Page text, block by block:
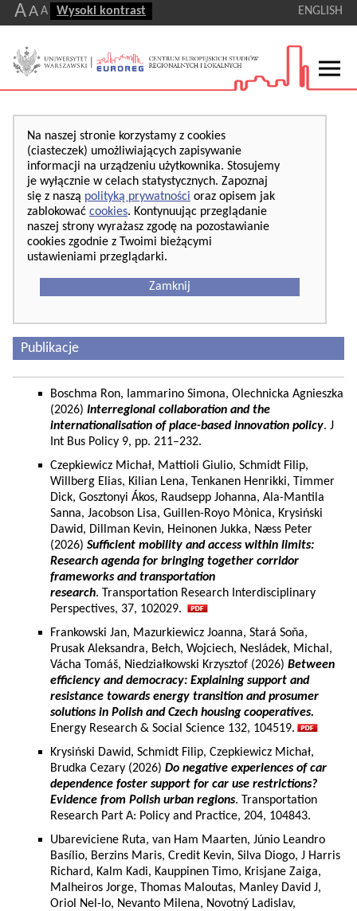
AA A Wysoki kontrast ENGLISH
Na naszej stronie korzystamy z cookies
(ciasteczek) umożliwiających zapisywanie
informacji na urządzeniu użytkownika. Stosujemy
je wyłącznie w celach statystycznych. Zapoznaj
się z naszą polityką prywatności oraz opisem jak
zablokować cookies. Kontynuując przeglądanie
naszej strony wyrażasz zgodę na pozostawianie
cookies zgodnie z Twoimi bieżącymi
ustawieniami przeglądarki.
Zamknij
Publikacje
Boschma Ron, Iammarino Simona, Olechnicka Agnieszka
(2026) Interregional collaboration and the
internationalisation of place-based innovation policy. J
Int Bus Policy 9, pp. 211–232.
Czepkiewicz Michał, Mattioli Giulio, Schmidt Filip,
Willberg Elias, Kilian Lena, Tenkanen Henrikki, Timmer
Dick, Gosztonyi Ákos, Raudsepp Johanna, Ala-Mantila
Sanna, Jacobson Lisa, Guillen-Royo Mònica, Krysiński
Dawid, Dillman Kevin, Heinonen Jukka, Næss Peter
(2026) Sufficient mobility and access within limits:
Research agenda for bringing together corridor
frameworks and transportation
research. Transportation Research Interdisciplinary
Perspectives, 37, 102029.
Frankowski Jan, Mazurkiewicz Joanna, Stará Soňa,
Prusak Aleksandra, Bełch, Wojciech, Nesládek, Michal,
Vácha Tomáš, Niedziałkowski Krzysztof (2026) Between
efficiency and democracy: Explaining support and
resistance towards energy transition and prosumer
solutions in Polish and Czech housing cooperatives.
Energy Research & Social Science 132, 104519.
Krysiński Dawid, Schmidt Filip, Czepkiewicz Michał,
Brudka Cezary (2026) Do negative experiences of car
dependence foster support for car use restrictions?
Evidence from Polish urban regions. Transportation
Research Part A: Policy and Practice, 204, 104843.
Ubareviciene Ruta, van Ham Maarten, Júnio Leandro
Basílio, Berzins Maris, Credit Kevin, Silva Diogo, J Harris
Richard, Kalm Kadi, Kauppinen Timo, Krisjane Zaiga,
Malheiros Jorge, Thomas Maloutas, Manley David J,
Oriol Nel-lo, Nevanto Milena, Novotný Ladislav,